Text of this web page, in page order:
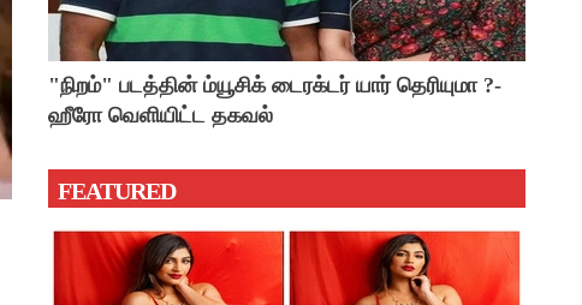
"நிறம்" படத்தின் ம்யூசிக் டைரக்டர் யார் தெரியுமா ?-
ஹீரோ வெளியிட்ட தகவல்
FEATURED